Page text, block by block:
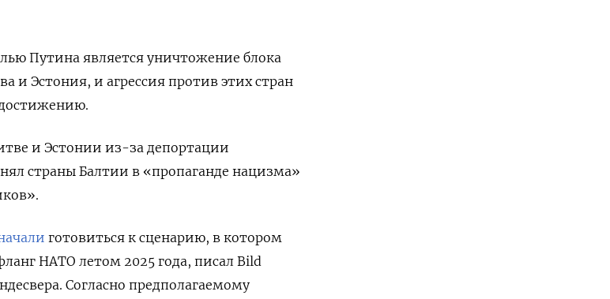
Путина является уничтожение блока
и Эстония, и агрессия против этих стран
и Эстонии из-за депортации
страны Балтии в «пропаганде нацизма»
готовиться к сценарию, в котором
НАТО летом 2025 года, писал Bild
Согласно предполагаемому